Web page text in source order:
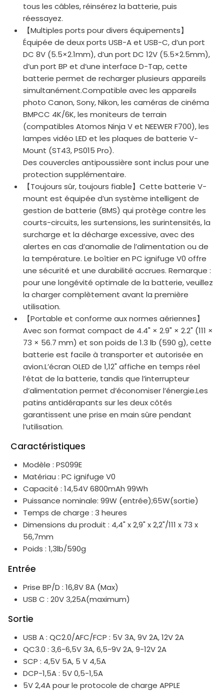
tous les câbles, réinsérez la batterie, puis
réessayez.
【Multiples ports pour divers équipements】
Équipée de deux ports USB-A et USB-C, d’un port
DC 8V (5.5×2.1mm), d’un port DC 12V (5.5×2.5mm),
d’un port BP et d’une interface D-Tap, cette
batterie permet de recharger plusieurs appareils
simultanément.Compatible avec les appareils
photo Canon, Sony, Nikon, les caméras de cinéma
BMPCC 4K/6K, les moniteurs de terrain
(compatibles Atomos Ninja V et NEEWER F700), les
lampes vidéo LED et les plaques de batterie V-
Mount (ST43, PS015 Pro).
Des couvercles antipoussière sont inclus pour une
protection supplémentaire.
【Toujours sûr, toujours fiable】Cette batterie V-
mount est équipée d’un système intelligent de
gestion de batterie (BMS) qui protège contre les
courts-circuits, les surtensions, les surintensités, la
surcharge et la décharge excessive, avec des
alertes en cas d’anomalie de l’alimentation ou de
la température. Le boîtier en PC ignifuge V0 offre
une sécurité et une durabilité accrues. Remarque :
pour une longévité optimale de la batterie, veuillez
la charger complètement avant la première
utilisation.
【Portable et conforme aux normes aériennes】
Avec son format compact de 4.4" × 2.9" × 2.2" (111 ×
73 × 56.7 mm) et son poids de 1.3 lb (590 g), cette
batterie est facile à transporter et autorisée en
avion.L’écran OLED de 1,12" affiche en temps réel
l’état de la batterie, tandis que l’interrupteur
d’alimentation permet d’économiser l’énergie.Les
patins antidérapants sur les deux côtés
garantissent une prise en main sûre pendant
l’utilisation.
Caractéristiques
Modèle : PS099E
Matériau : PC ignifuge V0
Capacité : 14,54V 6800mAh 99Wh
Puissance nominale: 99W (entrée);65W(sortie)
Temps de charge : 3 heures
Dimensions du produit : 4,4" x 2,9" x 2,2"/111 x 73 x
56,7mm
Poids : 1,3lb/590g
Entrée
Prise BP/D : 16,8V 8A (Max)
USB C : 20V 3,25A(maximum)
Sortie
USB A : QC2.0/AFC/FCP : 5V 3A, 9V 2A, 12V 2A
QC3.0 : 3,6-6,5V 3A, 6,5-9V 2A, 9-12V 2A
SCP : 4,5V 5A, 5 V 4,5A
DCP-1,5A : 5V 0,5-1,5A
5V 2,4A pour le protocole de charge APPLE